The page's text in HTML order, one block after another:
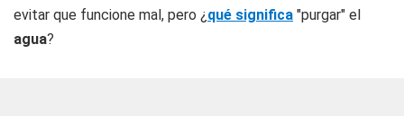
evitar que funcione mal, pero ¿ qué significa "purgar" el
agua?